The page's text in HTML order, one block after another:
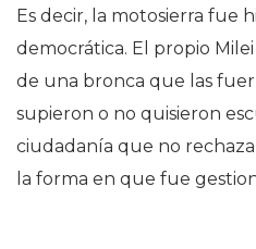
Es decir, la motosierra fue
democrática. El propio
de una bronca que las
supieron o no quisieron
ciudadanía que no
la forma en que fue